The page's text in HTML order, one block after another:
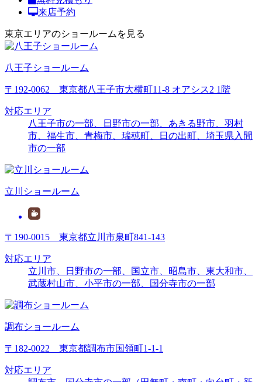
来店予約
東京エリアのショールームを見る
八王子ショールーム
〒192-0062 東京都八王子市大横町11-8 オアシス2 1階
対応エリア
八王子市の一部、日野市の一部、あきる野市、羽村
市、福生市、青梅市、瑞穂町、日の出町、埼玉県入間
市の一部
立川ショールーム
〒190-0015 東京都立川市泉町841-143
対応エリア
立川市、日野市の一部、国立市、昭島市、東大和市、
武蔵村山市、 小平市の一部 国分寺市の一部
調布ショールーム
〒182-0022 東京都調布市国領町1-1-1
対応エリア